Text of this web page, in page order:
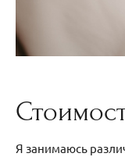
Я занимаюсь